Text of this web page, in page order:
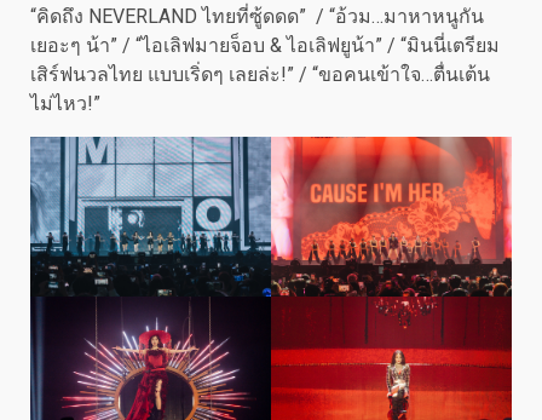
“คิดถึง NEVERLAND ไทยที่ซู้ดดด” / “อ้วม…มาหาหนูกัน
เยอะๆ น้า” / “ไอเลิฟมายจ็อบ & ไอเลิฟยูน้า” / “มินนี่เตรียม
เสิร์ฟนวลไทย แบบเริ่ดๆ เลยล่ะ!” / “ขอคนเข้าใจ…ตื่นเต้น
ไม่ไหว!”